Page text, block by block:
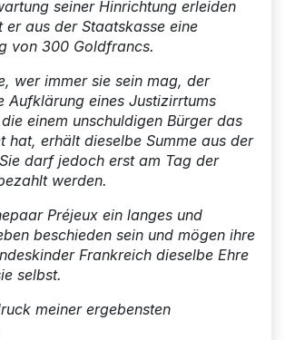
seiner Hinrichtung erleiden
er aus der Staatskasse eine
von 300 Goldfrancs.
wer immer sie sein mag, der
Aufklärung eines Justizirrtums
einem unschuldigen Bürger das
hat, erhält dieselbe Summe aus der
darf jedoch erst am Tag der
werden.
Préjeux ein langes und
beschieden sein und mögen ihre
Frankreich dieselbe Ehre
selbst.
meiner ergebensten